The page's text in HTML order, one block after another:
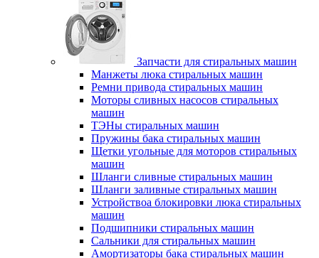
Запчасти для стиральных машин
Манжеты люка стиральных машин
Ремни привода стиральных машин
Моторы сливных насосов стиральных
машин
ТЭНы стиральных машин
Пружины бака стиральных машин
Щетки угольные для моторов стиральных
машин
Шланги сливные стиральных машин
Шланги заливные стиральных машин
Устройствоа блокировки люка стиральных
машин
Подшипники стиральных машин
Сальники для стиральных машин
Амортизаторы бака стиральных машин